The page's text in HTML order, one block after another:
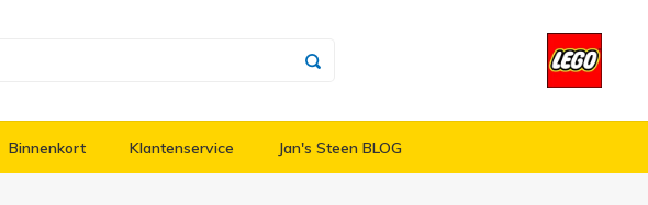
Binnenkort Klantenservice Jan's Steen BLOG